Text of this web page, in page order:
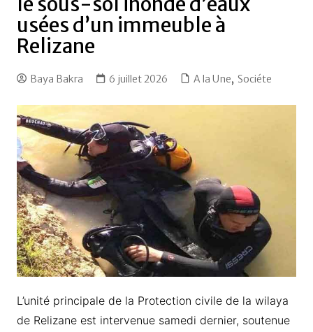
usées d’un immeuble à
Relizane
Baya Bakra 6 juillet 2026 A la Une, Sociéte
L’unité principale de la Protection civile de la wilaya
de Relizane est intervenue samedi dernier, soutenue